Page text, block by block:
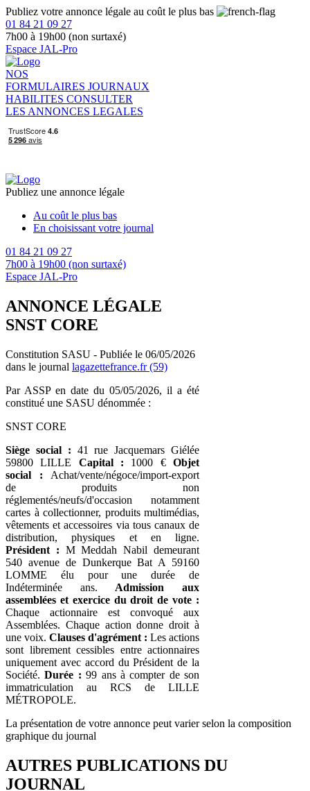
Publiez votre annonce légale au coût le plus bas
01 84 21 09 27
7h00 à 19h00 (non surtaxé)
Espace JAL-Pro
NOS
FORMULAIRES JOURNAUX
HABILITES CONSULTER
LES ANNONCES LEGALES
Publiez une annonce légale
Au coût le plus bas
En choisissant votre journal
01 84 21 09 27
7h00 à 19h00 (non surtaxé)
Espace JAL-Pro
ANNONCE LÉGALE
SNST CORE
Constitution SASU - Publiée le 06/05/2026
dans le journal lagazettefrance.fr (59)
Par ASSP en date du 05/05/2026, il a été
constitué une SASU dénommée :
SNST CORE
Siège social : 41 rue Jacquemars Giélée
59800 LILLE Capital : 1000 €Objet
social : Achat/vente/négoce/import-export
de produits non
réglementés/neufs/d'occasion notamment
cartes à collectionner, produits multimédias,
vêtements et accessoires via tous canaux de
distribution, physiques et en ligne.
Président : M Meddah Nabil demeurant
540 avenue de Dunkerque Bat A 59160
LOMME élu pour une durée de
Indéterminée ans. Admission aux
assemblées et exercice du droit de vote :
Chaque actionnaire est convoqué aux
Assemblées. Chaque action donne droit à
une voix. Clauses d'agrément : Les actions
sont librement cessibles entre actionnaires
uniquement avec accord du Président de la
Société.Durée : 99 ans à compter de son
immatriculation au RCS de LILLE
MÉTROPOLE.
La présentation de votre annonce peut varier selon la composition
graphique du journal
AUTRES PUBLICATIONS DU
JOURNAL